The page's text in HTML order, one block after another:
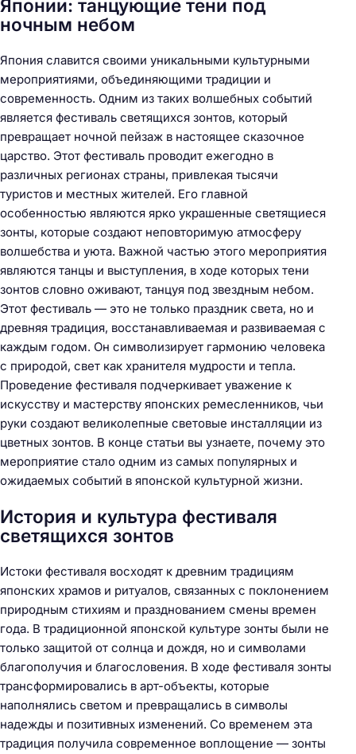
Японии: танцующие тени под
ночным небом
Япония славится своими уникальными культурными
мероприятиями, объединяющими традиции и
современность. Одним из таких волшебных событий
является фестиваль светящихся зонтов, который
превращает ночной пейзаж в настоящее сказочное
царство. Этот фестиваль проводит ежегодно в
различных регионах страны, привлекая тысячи
туристов и местных жителей. Его главной
особенностью являются ярко украшенные светящиеся
зонты, которые создают неповторимую атмосферу
волшебства и уюта. Важной частью этого мероприятия
являются танцы и выступления, в ходе которых тени
зонтов словно оживают, танцуя под звездным небом.
Этот фестиваль — это не только праздник света, но и
древняя традиция, восстанавливаемая и развиваемая с
каждым годом. Он символизирует гармонию человека
с природой, свет как хранителя мудрости и тепла.
Проведение фестиваля подчеркивает уважение к
искусству и мастерству японских ремесленников, чьи
руки создают великолепные световые инсталляции из
цветных зонтов. В конце статьи вы узнаете, почему это
мероприятие стало одним из самых популярных и
ожидаемых событий в японской культурной жизни.
История и культура фестиваля
светящихся зонтов
Истоки фестиваля восходят к древним традициям
японских храмов и ритуалов, связанных с поклонением
природным стихиям и празднованием смены времен
года. В традиционной японской культуре зонты были не
только защитой от солнца и дождя, но и символами
благополучия и благословения. В ходе фестиваля зонты
трансформировались в арт-объекты, которые
наполнялись светом и превращались в символы
надежды и позитивных изменений. Со временем эта
традиция получила современное воплощение — зонты